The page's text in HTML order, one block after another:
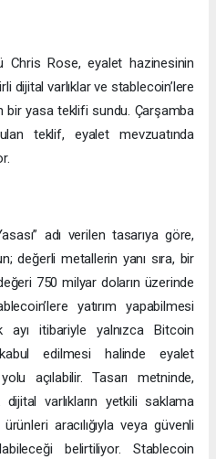
Chris Rose, eyalet hazinesinin
dijital varlıklar ve stablecoin’lere
bir yasa teklifi sundu. Çarşamba
teklif, eyalet mevzuatında
adı verilen tasarıya göre,
değerli metallerin yanı sıra, bir
750 milyar doların üzerinde
yatırım yapabilmesi
itibariyle yalnızca Bitcoin
kabul edilmesi halinde eyalet
açılabilir. Tasarı metninde,
varlıkların yetkili saklama
aracılığıyla veya güvenli
belirtiliyor. Stablecoin